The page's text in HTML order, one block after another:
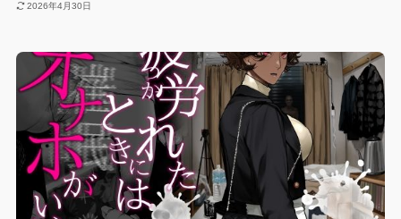
2026年4月30日